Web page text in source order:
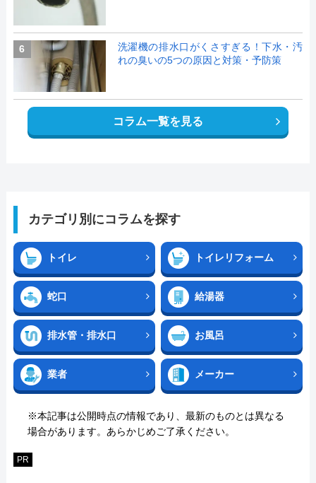
6
洗濯機の排水口がくさすぎる！下水・汚
れの臭いの5つの原因と対策・予防策
コラム一覧を見る
カテゴリ別にコラムを探す
トイレ トイレリフォーム
蛇口 給湯器
排水管・排水口 お風呂
業者 メーカー
※本記事は公開時点の情報であり、最新のものとは異なる
場合があります。あらかじめご了承ください。
PR